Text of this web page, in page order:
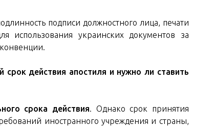
подписи должностного лица, печати
использования украинских документов за
срок действия апостиля и нужно ли ставить
срока действия. Однако срок принятия
иностранного учреждения и страны,